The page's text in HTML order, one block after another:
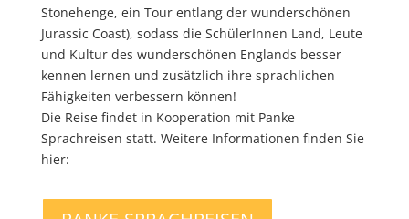
Stonehenge, ein Tour entlang der wunderschönen
Jurassic Coast), sodass die SchülerInnen Land, Leute
und Kultur des wunderschönen Englands besser
kennen lernen und zusätzlich ihre sprachlichen
Fähigkeiten verbessern können!
Die Reise findet in Kooperation mit Panke
Sprachreisen statt. Weitere Informationen finden Sie
hier: